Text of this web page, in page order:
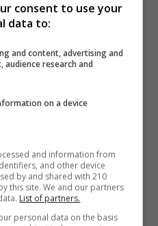
wkładu finansowego (
. Do roweru dodaję
gdzie jest wpisany nr
pewność ,że rower nie
consent to use your
data to:
and content, advertising and
research and
on a device
and information from
and other device
by and shared with 210
this site. We and our partners
List of partners.
personal data on the basis